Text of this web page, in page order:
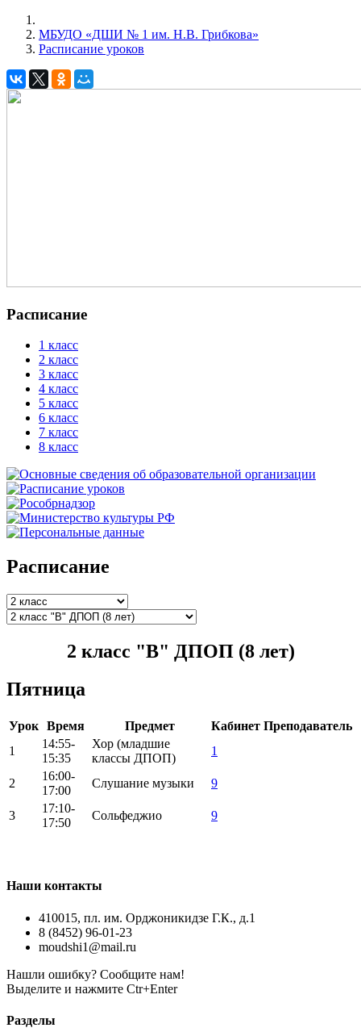
МБУДО «ДШИ № 1 им. Н.В. Грибкова»
Расписание уроков
Расписание
1 класс
2 класс
3 класс
4 класс
5 класс
6 класс
7 класс
8 класс
Расписание
2 класс "В" ДПОП (8 лет)
Пятница
Урок Время Предмет Кабинет Преподаватель
1
14:55-
15:35
Хор (младшие
классы ДПОП)
1
2
16:00-
17:00
Слушание музыки 9
3
17:10-
17:50
Сольфеджио 9
Наши контакты
410015, пл. им. Орджоникидзе Г.К., д.1
8 (8452) 96-01-23
moudshi1@mail.ru
Нашли ошибку? Сообщите нам!
Выделите и нажмите Ctr+Enter
Разделы